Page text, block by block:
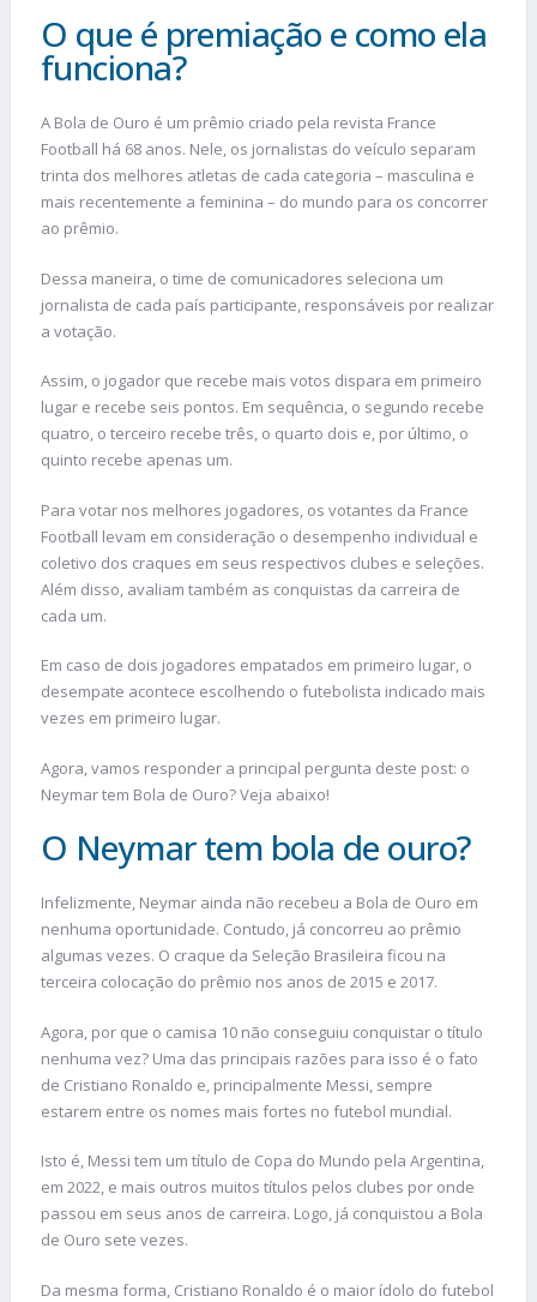
O que é premiação e como ela
funciona?
A Bola de Ouro é um prêmio criado pela revista France
Football há 68 anos. Nele, os jornalistas do veículo separam
trinta dos melhores atletas de cada categoria – masculina e
mais recentemente a feminina – do mundo para os concorrer
ao prêmio.
Dessa maneira, o time de comunicadores seleciona um
jornalista de cada país participante, responsáveis por realizar
a votação.
Assim, o jogador que recebe mais votos dispara em primeiro
lugar e recebe seis pontos. Em sequência, o segundo recebe
quatro, o terceiro recebe três, o quarto dois e, por último, o
quinto recebe apenas um.
Para votar nos melhores jogadores, os votantes da France
Football levam em consideração o desempenho individual e
coletivo dos craques em seus respectivos clubes e seleções.
Além disso, avaliam também as conquistas da carreira de
cada um.
Em caso de dois jogadores empatados em primeiro lugar, o
desempate acontece escolhendo o futebolista indicado mais
vezes em primeiro lugar.
Agora, vamos responder a principal pergunta deste post: o
Neymar tem Bola de Ouro? Veja abaixo!
O Neymar tem bola de ouro?
Infelizmente, Neymar ainda não recebeu a Bola de Ouro em
nenhuma oportunidade. Contudo, já concorreu ao prêmio
algumas vezes. O craque da Seleção Brasileira ficou na
terceira colocação do prêmio nos anos de 2015 e 2017.
Agora, por que o camisa 10 não conseguiu conquistar o título
nenhuma vez? Uma das principais razões para isso é o fato
de Cristiano Ronaldo e, principalmente Messi, sempre
estarem entre os nomes mais fortes no futebol mundial.
Isto é, Messi tem um título de Copa do Mundo pela Argentina,
em 2022, e mais outros muitos títulos pelos clubes por onde
passou em seus anos de carreira. Logo, já conquistou a Bola
de Ouro sete vezes.
Da mesma forma, Cristiano Ronaldo é o maior ídolo do futebol